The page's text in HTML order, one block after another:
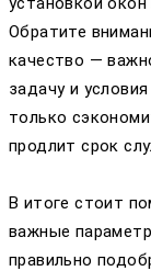
Обратите
качество —
задачу и
только
продлит срок
В итоге стоит
важные
правильно